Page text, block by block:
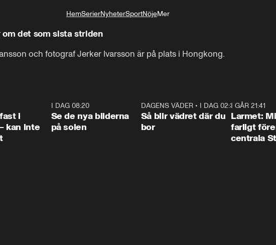
HemSerierNyheterSportNöjeMer
om det som sista striden
och fotograf Jerker Ivarsson är på plats i Hongkong.
i
kan inte
I DAG 08:20
Se de nya bilderna
på solen
1:06
DAGENS VÄDER• I DAG 02:30
Så blir vädret där du
bor
I GÅR 21:41
Larmet:
farligt
centrala